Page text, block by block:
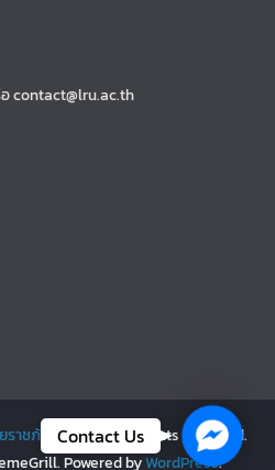
contact@lru.ac.th
ราชภัฏเลย | LRU. All rights reserved.
Powered byWordPress.
Contact Us